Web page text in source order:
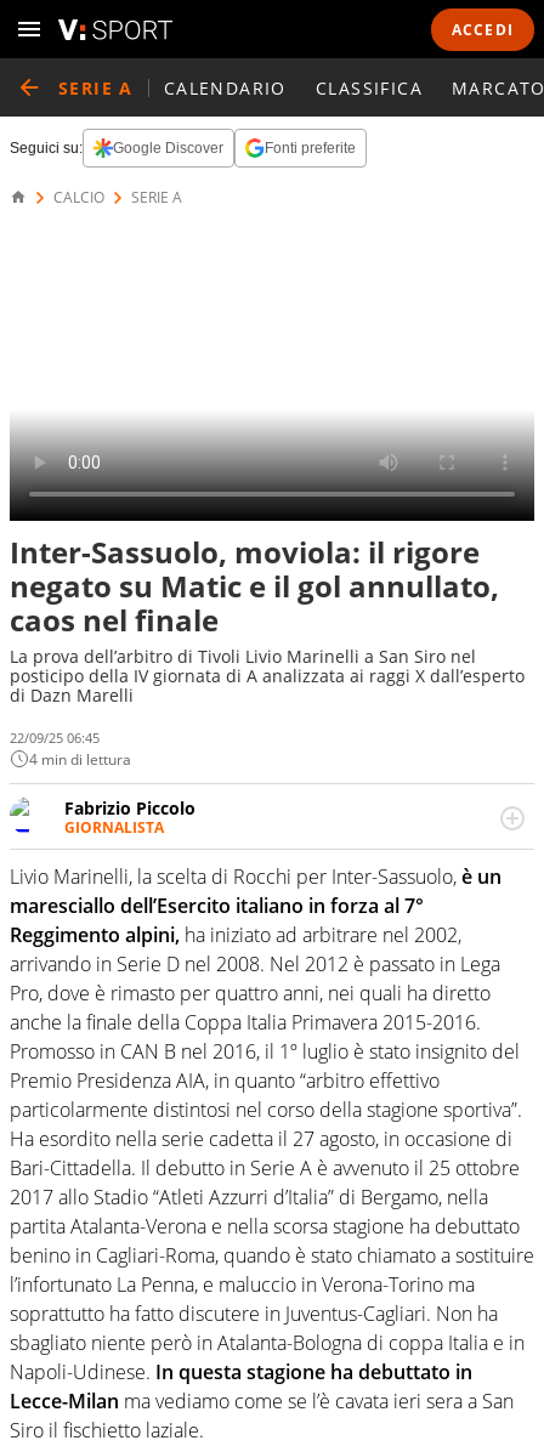
ACCEDI
SERIE A CALENDARIO CLASSIFICA
Seguici su: Google Discover Fonti preferite
CALCIO SERIE A
Inter-Sassuolo, moviola: il rigore
negato su Matic e il gol annullato,
caos nel finale
La prova dell’arbitro di Tivoli Livio Marinelli a San Siro nel
posticipo della IV giornata di A analizzata ai raggi X dall’esperto
di Dazn Marelli
22/09/25 06:45
4 min di lettura
Fabrizio Piccolo
GIORNALISTA
Nella sua carriera ha seguito numerose manifestazioni
sportive e collaborato con agenzie e testate. Esperienza,
competenza, conoscenza e memoria storica. Si occupa
prevalentemente di calcio
Livio Marinelli, la scelta di Rocchi per Inter-Sassuolo,è un
maresciallo dell’Esercito italiano in forza al 7°
Reggimento alpini, ha iniziato ad arbitrare nel 2002,
arrivando in Serie D nel 2008. Nel 2012 è passato in Lega
Pro, dove è rimasto per quattro anni, nei quali ha diretto
anche la finale della Coppa Italia Primavera 2015-2016.
Promosso in CAN B nel 2016, il 1º luglio è stato insignito del
Premio Presidenza AIA, in quanto “arbitro effettivo
particolarmente distintosi nel corso della stagione sportiva”.
Ha esordito nella serie cadetta il 27 agosto, in occasione di
Bari-Cittadella. Il debutto in Serie A è avvenuto il 25 ottobre
2017 allo Stadio “Atleti Azzurri d’Italia” di Bergamo, nella
partita Atalanta-Verona e nella scorsa stagione ha debuttato
benino in Cagliari-Roma, quando è stato chiamato a sostituire
l’infortunato La Penna, e maluccio in Verona-Torino ma
soprattutto ha fatto discutere in Juventus-Cagliari. Non ha
sbagliato niente però in Atalanta-Bologna di coppa Italia e in
Napoli-Udinese. In questa stagione ha debuttato in
Lecce-Milan ma vediamo come se l’è cavata ieri sera a San
Siro il fischietto laziale.